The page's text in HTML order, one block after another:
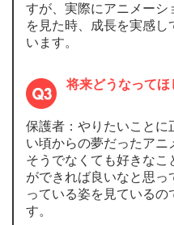
すが、実際にアニメーシ
を見た時、成長を実感し
います。
将来どうなってほ
保護者：やりたいことに
い頃からの夢だったアニ
そうでなくても好きなこ
ができれば良いなと思
っている姿を見ている
す。